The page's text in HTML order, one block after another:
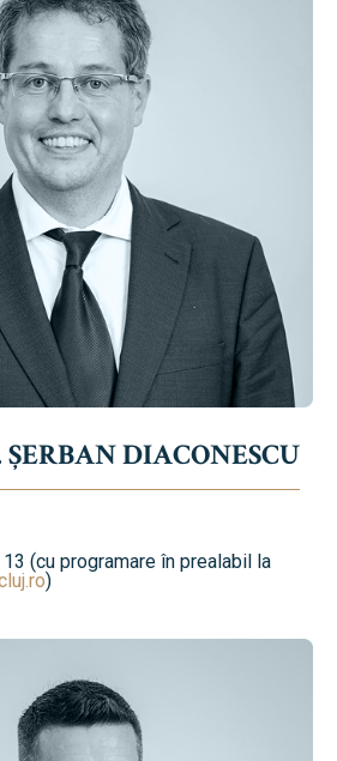
DIACONESCU
(cu programare în prealabil la
)